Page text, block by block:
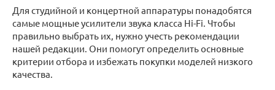
Для студийной и концертной аппаратуры понадобятся
самые мощные усилители звука класса Hi-Fi. Чтобы
правильно выбрать их, нужно учесть рекомендации
нашей редакции. Они помогут определить основные
критерии отбора и избежать покупки моделей низкого
качества.